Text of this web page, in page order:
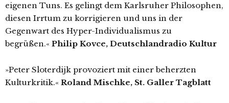
eigenen Tuns. Es gelingt dem Karlsruher Philosophen,
diesen Irrtum zu korrigieren und uns in der
Gegenwart des Hyper-Individualismus zu
begrüßen.« Philip Kovce, Deutschlandradio Kultur
»Peter Sloterdijk provoziert mit einer beherzten
Kulturkritik.« Roland Mischke, St. Galler Tagblatt